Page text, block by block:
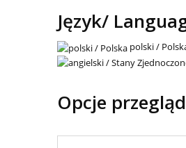
Język/
polski /
Opcje